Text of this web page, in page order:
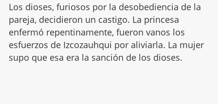
Los dioses, furiosos por la desobediencia de la
pareja, decidieron un castigo. La princesa
enfermó repentinamente, fueron vanos los
esfuerzos de Izcozauhqui por aliviarla. La mujer
supo que esa era la sanción de los dioses.